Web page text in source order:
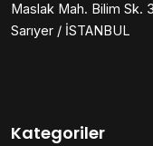
Maslak Mah. Bilim Sk.
Sarıyer / İSTANBUL
Kategoriler